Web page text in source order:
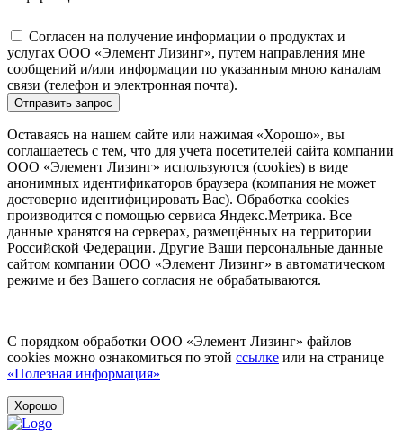
Согласен на получение информации о продуктах и
услугах ООО «Элемент Лизинг», путем направления мне
сообщений и/или информации по указанным мною каналам
связи (телефон и электронная почта).
Отправить запрос
Оставаясь на нашем сайте или нажимая «Хорошо», вы
соглашаетесь с тем, что для учета посетителей сайта компании
ООО «Элемент Лизинг» используются (cookies) в виде
анонимных идентификаторов браузера (компания не может
достоверно идентифицировать Вас). Обработка cookies
производится с помощью сервиса Яндекс.Метрика. Все
данные хранятся на серверах, размещённых на территории
Российской Федерации. Другие Ваши персональные данные
сайтом компании ООО «Элемент Лизинг» в автоматическом
режиме и без Вашего согласия не обрабатываются.
С порядком обработки ООО «Элемент Лизинг» файлов
cookies можно ознакомиться по этой ссылке или на странице
«Полезная информация»
Хорошо